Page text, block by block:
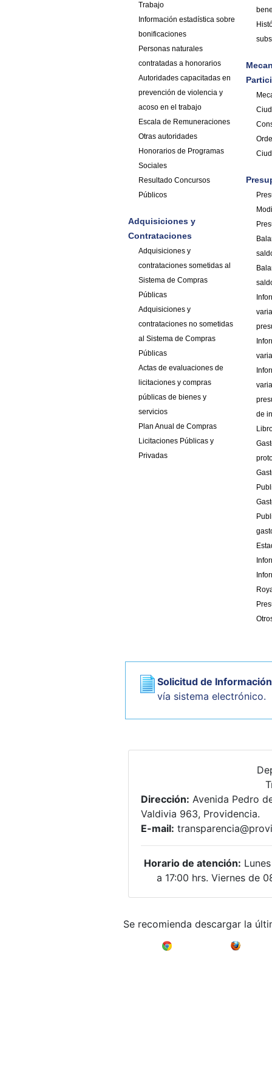
Trabajo
Información estadística sobre
bonificaciones
Personas naturales
contratadas a honorarios
Autoridades capacitadas en
prevención de violencia y
acoso en el trabajo
Escala de Remuneraciones
Otras autoridades
Honorarios de Programas
Sociales
Resultado Concursos
Públicos
Adquisiciones y
Contrataciones
Adquisiciones y
contrataciones sometidas al
Sistema de Compras
Públicas
Adquisiciones y
contrataciones no sometidas
al Sistema de Compras
Públicas
Actas de evaluaciones de
licitaciones y compras
públicas de bienes y
servicios
Plan Anual de Compras
Licitaciones Públicas y
Privadas
de
Solicitud de
vía sistema electrónico.
Dirección: Avenida Pedro
Valdivia 963, Providencia.
E-mail:
Horario de atención:
a 17:00 hrs. Viernes de
Se recomienda descargar la